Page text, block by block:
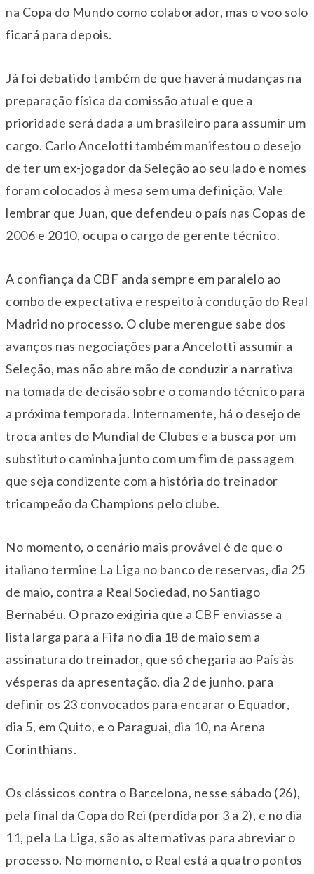
na Copa do Mundo como colaborador, mas o voo solo
ficará para depois.
Já foi debatido também de que haverá mudanças na
preparação física da comissão atual e que a
prioridade será dada a um brasileiro para assumir um
cargo. Carlo Ancelotti também manifestou o desejo
de ter um ex-jogador da Seleção ao seu lado e nomes
foram colocados à mesa sem uma definição. Vale
lembrar que Juan, que defendeu o país nas Copas de
2006 e 2010, ocupa o cargo de gerente técnico.
A confiança da CBF anda sempre em paralelo ao
combo de expectativa e respeito à condução do Real
Madrid no processo. O clube merengue sabe dos
avanços nas negociações para Ancelotti assumir a
Seleção, mas não abre mão de conduzir a narrativa
na tomada de decisão sobre o comando técnico para
a próxima temporada. Internamente, há o desejo de
troca antes do Mundial de Clubes e a busca por um
substituto caminha junto com um fim de passagem
que seja condizente com a história do treinador
tricampeão da Champions pelo clube.
No momento, o cenário mais provável é de que o
italiano termine La Liga no banco de reservas, dia 25
de maio, contra a Real Sociedad, no Santiago
Bernabéu. O prazo exigiria que a CBF enviasse a
lista larga para a Fifa no dia 18 de maio sem a
assinatura do treinador, que só chegaria ao País às
vésperas da apresentação, dia 2 de junho, para
definir os 23 convocados para encarar o Equador,
dia 5, em Quito, e o Paraguai, dia 10, na Arena
Corinthians.
Os clássicos contra o Barcelona, nesse sábado (26),
pela final da Copa do Rei (perdida por 3 a 2), e no dia
11, pela La Liga, são as alternativas para abreviar o
processo. No momento, o Real está a quatro pontos